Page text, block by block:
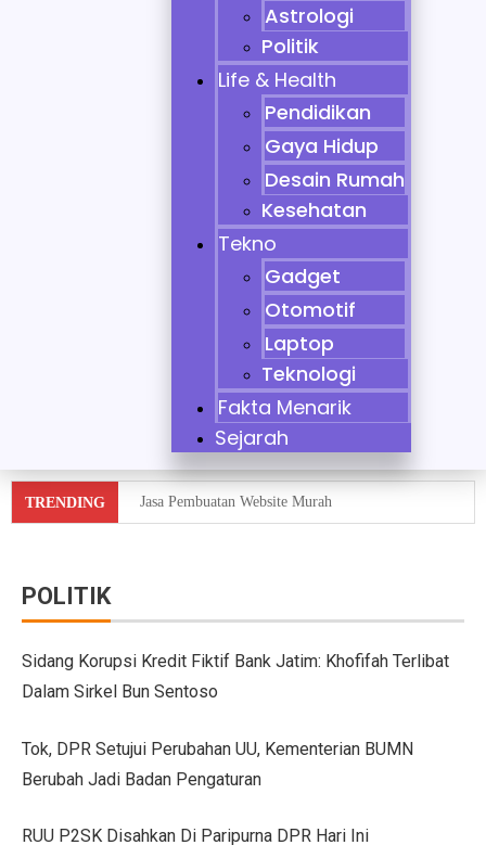
Astrologi
Politik
Life & Health
Pendidikan
Gaya Hidup
Desain Rumah
Kesehatan
Tekno
Gadget
Otomotif
Laptop
Teknologi
Fakta Menarik
Sejarah
TRENDING Jasa Pembuatan Website Murah
GIIAS Bandung 2025: Sinergi Pemerintah, Industri,
Trio Unggulan Suzuki di GIIAS Bandung 2025:
POLITIK
Sidang Korupsi Kredit Fiktif Bank Jatim: Khofifah Terlibat
Dalam Sirkel Bun Sentoso
Tok, DPR Setujui Perubahan UU, Kementerian BUMN
Berubah Jadi Badan Pengaturan
RUU P2SK Disahkan Di Paripurna DPR Hari Ini